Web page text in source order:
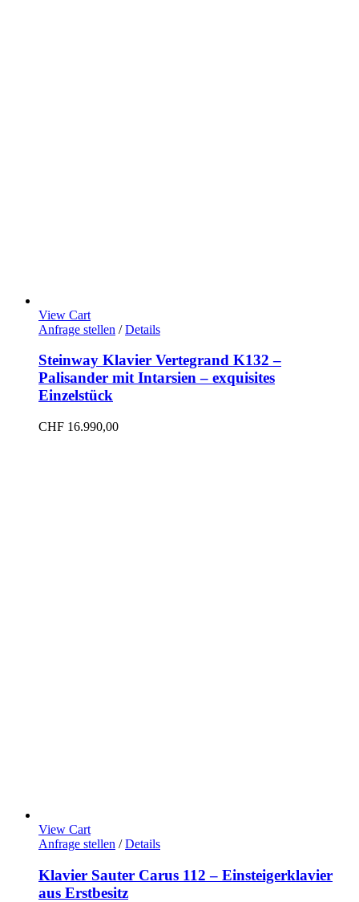
View Cart
Anfrage stellen / Details
Steinway Klavier Vertegrand K132 –
Palisander mit Intarsien – exquisites
Einzelstück
CHF 16.990,00
View Cart
Anfrage stellen / Details
Klavier Sauter Carus 112 – Einsteigerklavier
aus Erstbesitz